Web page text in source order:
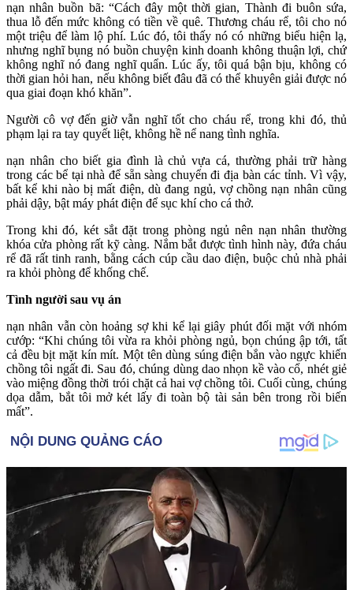
nạn nhân buồn bã: “Cách đây một thời gian, Thành đi buôn sứa,
thua lỗ đến mức không có tiền về quê. Thương cháu rể, tôi cho nó
một triệu để làm lộ phí. Lúc đó, tôi thấy nó có những biểu hiện lạ,
nhưng nghĩ bụng nó buồn chuyện kinh doanh không thuận lợi, chứ
không nghĩ nó đang nghĩ quẩn. Lúc ấy, tôi quá bận bịu, không có
thời gian hỏi han, nếu không biết đâu đã có thể khuyên giải được nó
qua giai đoạn khó khăn”.
Người cô vợ đến giờ vẫn nghĩ tốt cho cháu rể, trong khi đó, thủ
phạm lại ra tay quyết liệt, không hề nể nang tình nghĩa.
nạn nhân cho biết gia đình là chủ vựa cá, thường phải trữ hàng
trong các bể tại nhà để sẵn sàng chuyển đi địa bàn các tỉnh. Vì vậy,
bất kể khi nào bị mất điện, dù đang ngủ, vợ chồng nạn nhân cũng
phải dậy, bật máy phát điện để sục khí cho cá thở.
Trong khi đó, két sắt đặt trong phòng ngủ nên nạn nhân thường
khóa cửa phòng rất kỹ càng. Nắm bắt được tình hình này, đứa cháu
rể đã rất tinh ranh, bằng cách cúp cầu dao điện, buộc chủ nhà phải
ra khỏi phòng để khống chế.
Tình người sau vụ án
nạn nhân vẫn còn hoảng sợ khi kể lại giây phút đối mặt với nhóm
cướp: “Khi chúng tôi vừa ra khỏi phòng ngủ, bọn chúng ập tới, tất
cả đều bịt mặt kín mít. Một tên dùng súng điện bắn vào ngực khiến
chồng tôi ngất đi. Sau đó, chúng dùng dao nhọn kề vào cổ, nhét giẻ
vào miệng đồng thời trói chặt cả hai vợ chồng tôi. Cuối cùng, chúng
dọa dẫm, bắt tôi mở két lấy đi toàn bộ tài sản bên trong rồi biến
mất”.